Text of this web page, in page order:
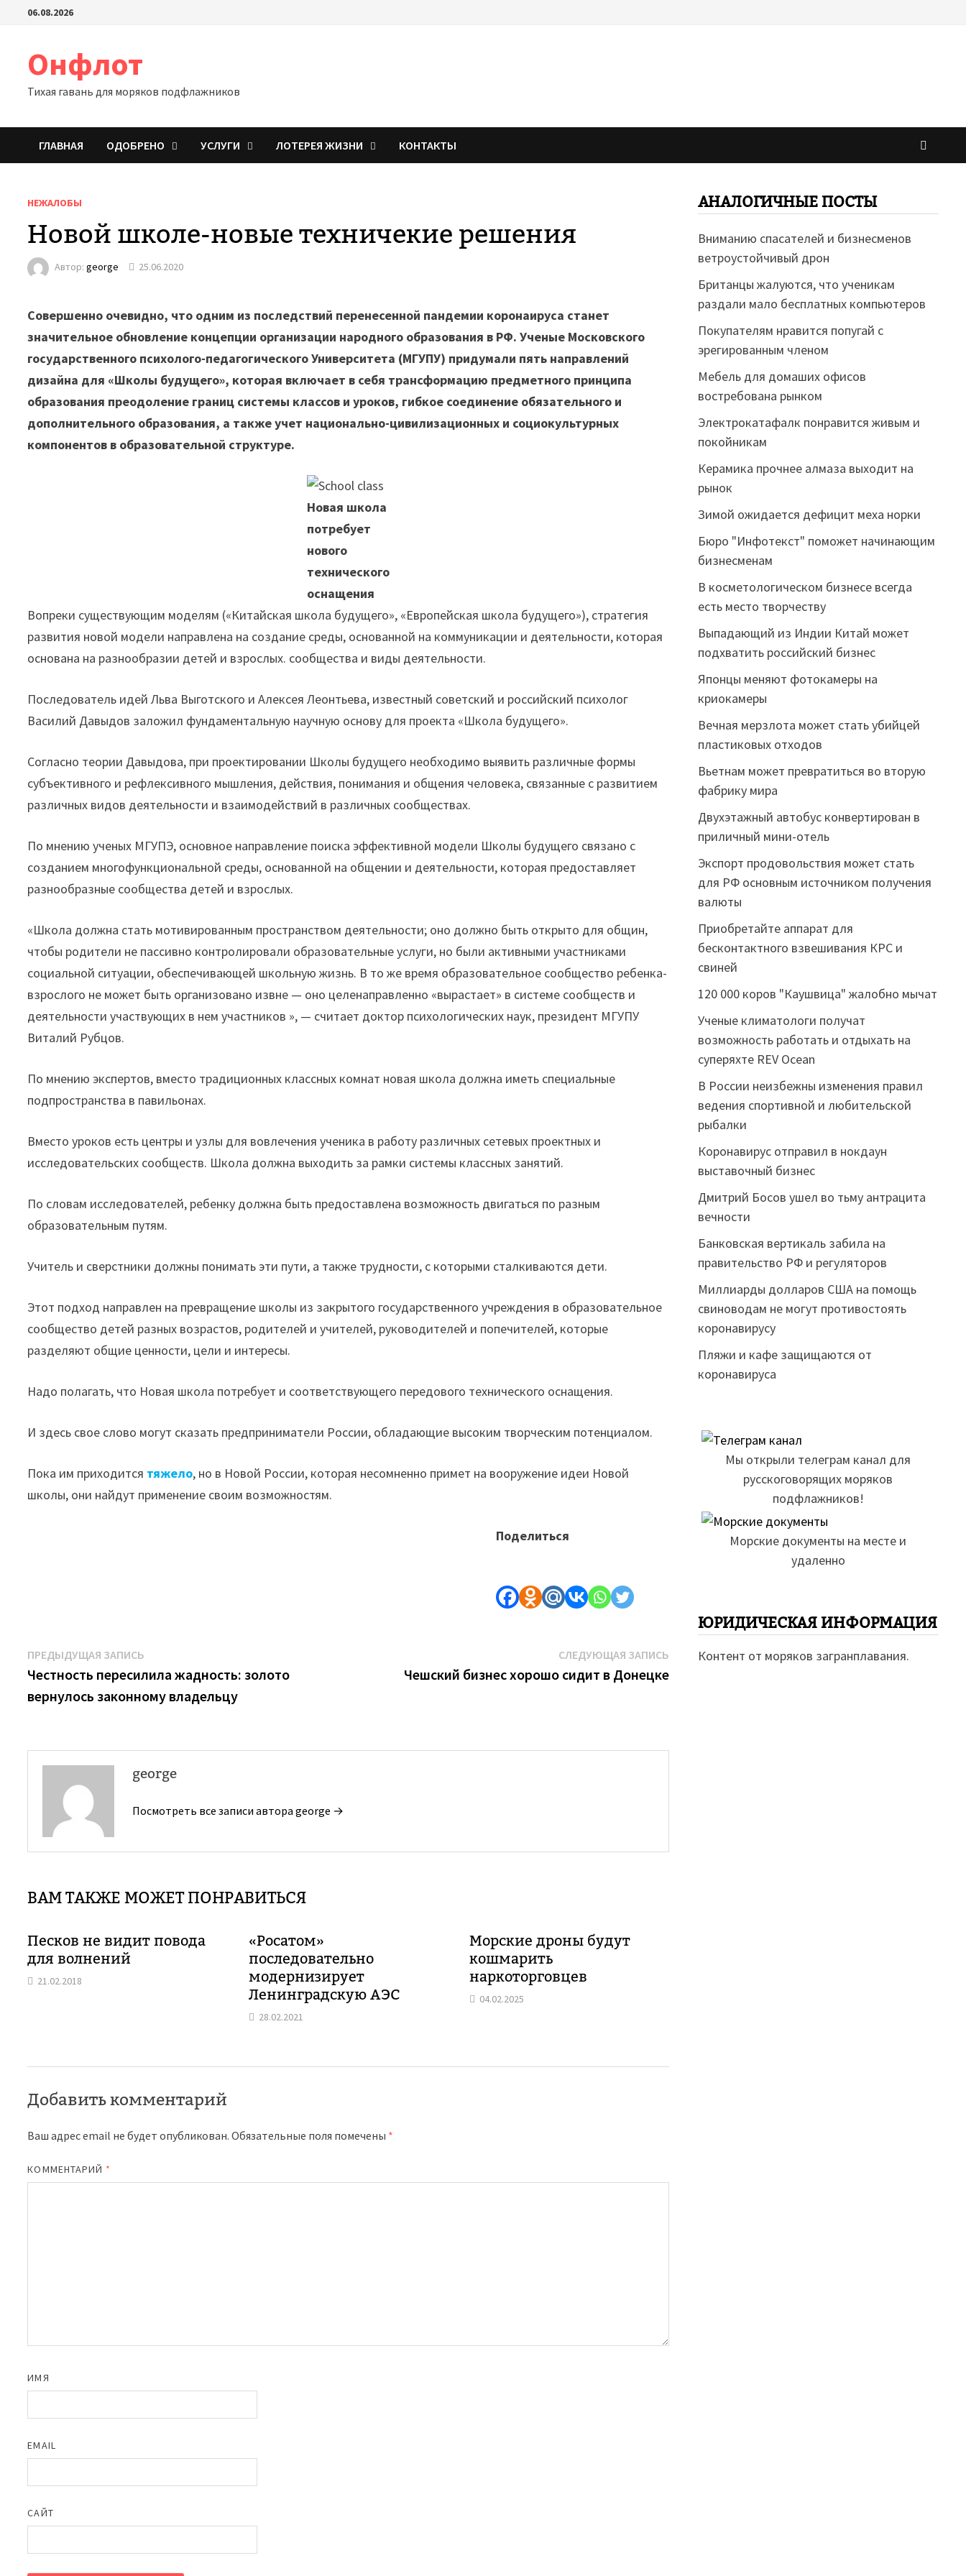
Перейти06.08.2026
Онфлот
Тихая гавань для моряков подфлажников
ГЛАВНАЯ ОДОБРЕНО УСЛУГИ ЛОТЕРЕЯ ЖИЗНИ КОНТАКТЫ
НЕЖАЛОБЫ
Новой школе-новые техничекие решения
Автор:george 25.06.2020
Совершенно очевидно, что одним из последствий перенесенной пандемии коронаируса станет
значительное обновление концепции организации народного образования в РФ. Ученые Московского
государственного психолого-педагогического Университета (МГУПУ) придумали пять направлений
дизайна для «Школы будущего», которая включает в себя трансформацию предметного принципа
образования преодоление границ системы классов и уроков, гибкое соединение обязательного и
дополнительного образования, а также учет национально-цивилизационных и социокультурных
компонентов в образовательной структуре.
Новая школа
потребует
нового
технического
оснащения
Вопреки существующим моделям («Китайская школа будущего», «Европейская школа будущего»), стратегия
развития новой модели направлена ​​на создание среды, основанной на коммуникации и деятельности, которая
основана на разнообразии детей и взрослых. сообщества и виды деятельности.
Последователь идей Льва Выготского и Алексея Леонтьева, известный советский и российский психолог
Василий Давыдов заложил фундаментальную научную основу для проекта «Школа будущего».
Согласно теории Давыдова, при проектировании Школы будущего необходимо выявить различные формы
субъективного и рефлексивного мышления, действия, понимания и общения человека, связанные с развитием
различных видов деятельности и взаимодействий в различных сообществах.
По мнению ученых МГУПЭ, основное направление поиска эффективной модели Школы будущего связано с
созданием многофункциональной среды, основанной на общении и деятельности, которая предоставляет
разнообразные сообщества детей и взрослых.
«Школа должна стать мотивированным пространством деятельности; оно должно быть открыто для общин,
чтобы родители не пассивно контролировали образовательные услуги, но были активными участниками
социальной ситуации, обеспечивающей школьную жизнь. В то же время образовательное сообщество ребенка-
взрослого не может быть организовано извне — оно целенаправленно «вырастает» в системе сообществ и
деятельности участвующих в нем участников », — считает доктор психологических наук, президент МГУПУ
Виталий Рубцов.
По мнению экспертов, вместо традиционных классных комнат новая школа должна иметь специальные
подпространства в павильонах.
Вместо уроков есть центры и узлы для вовлечения ученика в работу различных сетевых проектных и
исследовательских сообществ. Школа должна выходить за рамки системы классных занятий.
По словам исследователей, ребенку должна быть предоставлена ​​возможность двигаться по разным
образовательным путям.
Учитель и сверстники должны понимать эти пути, а также трудности, с которыми сталкиваются дети.
Этот подход направлен на превращение школы из закрытого государственного учреждения в образовательное
сообщество детей разных возрастов, родителей и учителей, руководителей и попечителей, которые
разделяют общие ценности, цели и интересы.
Надо полагать, что Новая школа потребует и соответствующего передового технического оснащения.
И здесь свое слово могут сказать предприниматели России, обладающие высоким творческим потенциалом.
Пока им приходится тяжело, но в Новой России, которая несомненно примет на вооружение идеи Новой
школы, они найдут применение своим возможностям.
Поделиться
Навигация
по
записям
ПРЕДЫДУЩАЯ ЗАПИСЬ
запись:
Честность пересилила жадность: золото
вернулось законному владельцу
СЛЕДУЮЩАЯ ЗАПИСЬСледующая
запись:
Чешский бизнес хорошо сидит в Донецке
george
Посмотреть все записи автора george →
ВАМ ТАКЖЕ МОЖЕТ ПОНРАВИТЬСЯ
Песков не видит повода
для волнений
21.02.2018
«Росатом»
последовательно
модернизирует
Ленинградскую АЭС
28.02.2021
Морские дроны будут
кошмарить
наркоторговцев
04.02.2025
Добавить комментарий
Ваш адрес email не будет опубликован. Обязательные поля помечены *
КОММЕНТАРИЙ *
ИМЯ
EMAIL
САЙТ
АНАЛОГИЧНЫЕ ПОСТЫ
Вниманию спасателей и бизнесменов
ветроустойчивый дрон
Британцы жалуются, что ученикам
раздали мало бесплатных компьютеров
Покупателям нравится попугай с
эрегированным членом
Мебель для домаших офисов
востребована рынком
Электрокатафалк понравится живым и
покойникам
Керамика прочнее алмаза выходит на
рынок
Зимой ожидается дефицит меха норки
Бюро "Инфотекст" поможет начинающим
бизнесменам
В косметологическом бизнесе всегда
есть место творчеству
Выпадающий из Индии Китай может
подхватить российский бизнес
Японцы меняют фотокамеры на
криокамеры
Вечная мерзлота может стать убийцей
пластиковых отходов
Вьетнам может превратиться во вторую
фабрику мира
Двухэтажный автобус конвертирован в
приличный мини-отель
Экспорт продовольствия может стать
для РФ основным источником получения
валюты
Приобретайте аппарат для
бесконтактного взвешивания КРС и
свиней
120 000 коров "Каушвица" жалобно мычат
Ученые климатологи получат
возможность работать и отдыхать на
суперяхте REV Ocean
В России неизбежны изменения правил
ведения спортивной и любительской
рыбалки
Коронавирус отправил в нокдаун
выставочный бизнес
Дмитрий Босов ушел во тьму антрацита
вечности
Банковская вертикаль забила на
правительство РФ и регуляторов
Миллиарды долларов США на помощь
свиноводам не могут противостоять
коронавирусу
Пляжи и кафе защищаются от
коронавируса
Мы открыли телеграм канал для
русскоговорящих моряков
подфлажников!
Морские документы на месте и
удаленно
ЮРИДИЧЕСКАЯ ИНФОРМАЦИЯ
Контент от моряков загранплавания.